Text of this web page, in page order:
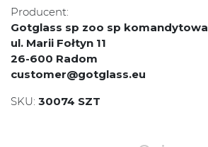
Producent:
Gotglass sp zoo sp komandytowa
ul. Marii Fołtyn 11
26-600 Radom
customer@gotglass.eu
SKU: 30074 SZT